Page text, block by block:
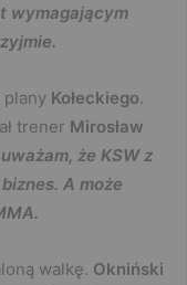
wymagającym
plany Kołeckiego.
trener Mirosław
że KSW z
A może
walkę. Okniński